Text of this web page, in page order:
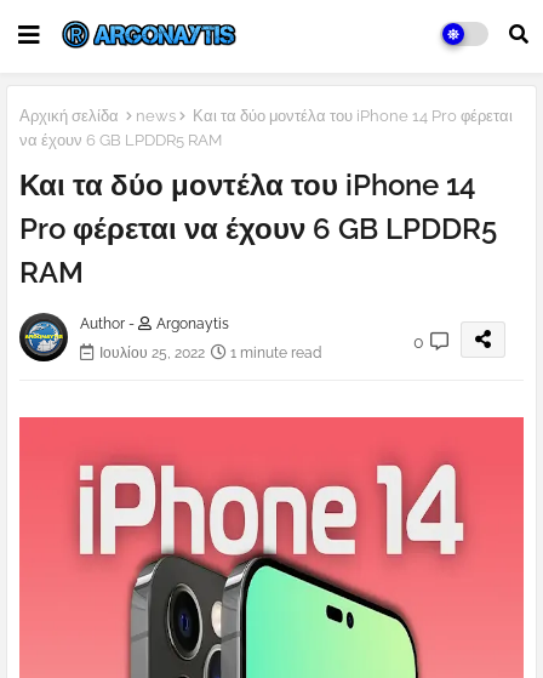
Αρχική σελίδα news
Και τα δύο μοντέλα του iPhone 14 Pro φέρεται
να έχουν 6 GB LPDDR5 RAM
Και τα δύο μοντέλα του iPhone 14
Pro φέρεται να έχουν 6 GB LPDDR5
RAM
Author -
Argonaytis
Ιουλίου 25, 2022
1 minute read
0